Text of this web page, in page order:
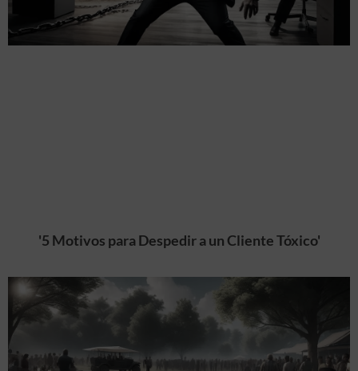
'5 Motivos para Despedir a un Cliente Tóxico'